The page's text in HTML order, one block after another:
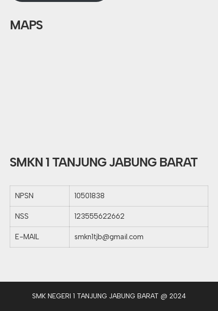
MAPS
SMKN 1 TANJUNG JABUNG BARAT
NPSN 10501838
NSS 123555622662
E-MAIL smkn1tjb@gmail.com
SMK NEGERI 1 TANJUNG JABUNG BARAT @ 2024